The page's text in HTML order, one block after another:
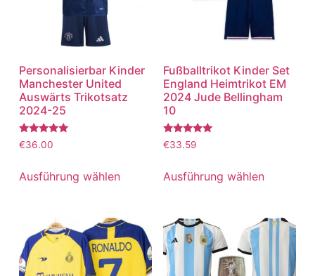
Personalisierbar Kinder
Manchester United
Auswärts Trikotsatz
2024-25
Bewertet
mit
€36.00
Ausführung wählen
Fußballtrikot Kinder Set
England Heimtrikot EM
2024 Jude Bellingham
10
Bewertet
mit
€33.59
Ausführung wählen